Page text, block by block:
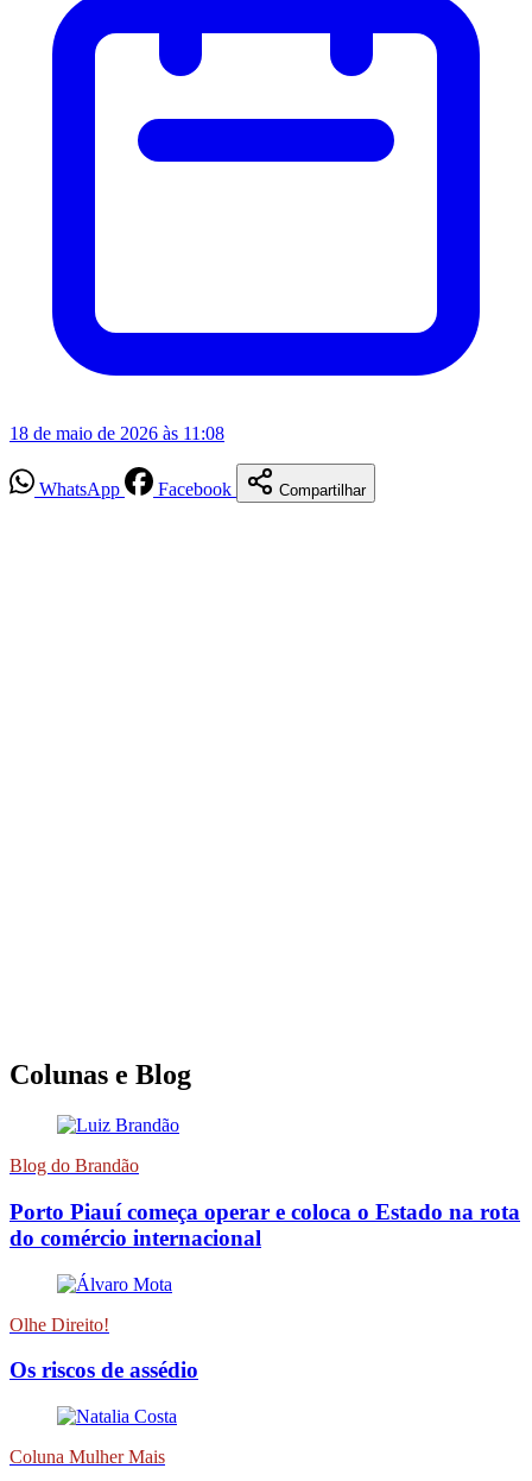
18 de maio de 2026 às 11:08
WhatsApp Facebook Compartilhar
Colunas e Blog
Blog do Brandão
Porto Piauí começa operar e coloca o Estado na rota
do comércio internacional
Olhe Direito!
Os riscos de assédio
Coluna Mulher Mais